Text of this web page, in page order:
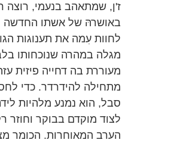
ז'ן, שמתאהב בנעמי, רוצה
באושרהּ של אשתו החדשה
לחוות עִמה את תענוגות
מגלה במהרה שנוכחותו
מעוררת בה דחייה פיזית
מתחילה להידרדר. כדי
סבל, הוא נמנע מלהיות
לצוד מוקדם בבוקר וחוזר
הערב המאוחרות. הכומר